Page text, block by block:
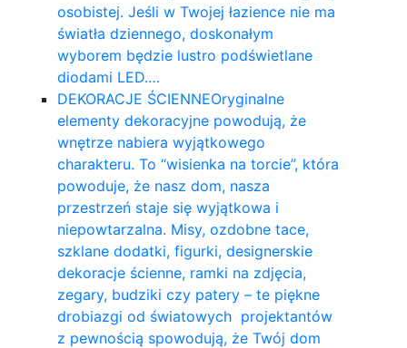
osobistej. Jeśli w Twojej łazience nie ma
światła dziennego, doskonałym
wyborem będzie lustro podświetlane
diodami LED.…
DEKORACJE ŚCIENNEOryginalne
elementy dekoracyjne powodują, że
wnętrze nabiera wyjątkowego
charakteru. To “wisienka na torcie”, która
powoduje, że nasz dom, nasza
przestrzeń staje się wyjątkowa i
niepowtarzalna. Misy, ozdobne tace,
szklane dodatki, figurki, designerskie
dekoracje ścienne, ramki na zdjęcia,
zegary, budziki czy patery – te piękne
drobiazgi od światowych projektantów
z pewnością spowodują, że Twój dom